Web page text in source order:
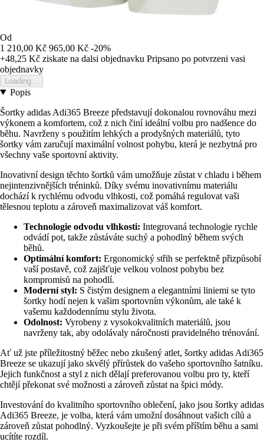
Od
1 210,00 Kč 965,00 Kč -20%
+48,25 Kč ziskate na dalsi objednavku Pripsano po potvrzeni vasi
objednavky
Loading...
Popis
Šortky adidas Adi365 Breeze představují dokonalou rovnováhu mezi
výkonem a komfortem, což z nich činí ideální volbu pro nadšence do
běhu. Navrženy s použitím lehkých a prodyšných materiálů, tyto
šortky vám zaručují maximální volnost pohybu, která je nezbytná pro
všechny vaše sportovní aktivity.
Inovativní design těchto šortků vám umožňuje zůstat v chladu i během
nejintenzivnějších tréninků. Díky svému inovativnímu materiálu
dochází k rychlému odvodu vlhkosti, což pomáhá regulovat vaši
tělesnou teplotu a zároveň maximalizovat váš komfort.
Technologie odvodu vlhkosti: Integrovaná technologie rychle
odvádí pot, takže zůstáváte suchý a pohodlný během svých
běhů.
Optimální komfort: Ergonomický střih se perfektně přizpůsobí
vaší postavě, což zajišťuje velkou volnost pohybu bez
kompromisů na pohodlí.
Moderní styl: S čistým designem a elegantními liniemi se tyto
šortky hodí nejen k vašim sportovním výkonům, ale také k
vašemu každodennímu stylu života.
Odolnost: Vyrobeny z vysokokvalitních materiálů, jsou
navrženy tak, aby odolávaly náročnosti pravidelného trénování.
Ať už jste příležitostný běžec nebo zkušený atlet, šortky adidas Adi365
Breeze se ukazují jako skvělý přírůstek do vašeho sportovního šatníku.
Jejich funkčnost a styl z nich dělají preferovanou volbu pro ty, kteří
chtějí překonat své možnosti a zároveň zůstat na špici módy.
Investování do kvalitního sportovního oblečení, jako jsou šortky adidas
Adi365 Breeze, je volba, která vám umožní dosáhnout vašich cílů a
zároveň zůstat pohodlný. Vyzkoušejte je při svém příštím běhu a sami
ucítíte rozdíl.